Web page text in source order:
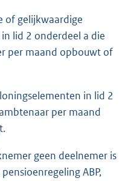
of gelijkwaardige
lid 2 onderdeel a die
per maand opbouwt of
in lid 2
per maand
geen deelnemer is
ABP,